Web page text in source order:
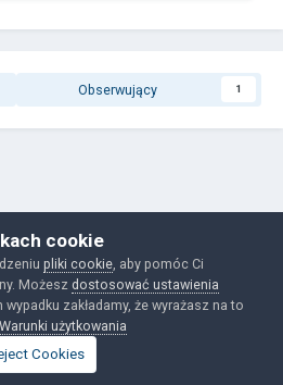
Obserwujący 1
Ciasteczka
Invision Community
cookie
pliki cookie , aby pomóc Ci
Możesz dostosować ustawienia
wypadku zakładamy, że wyrażasz na to
Warunki użytkowania
Cookies